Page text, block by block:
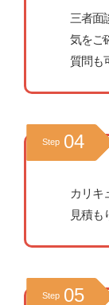
三者面
気をご
質問も
Step 04
カリキ
見積も
Step 05